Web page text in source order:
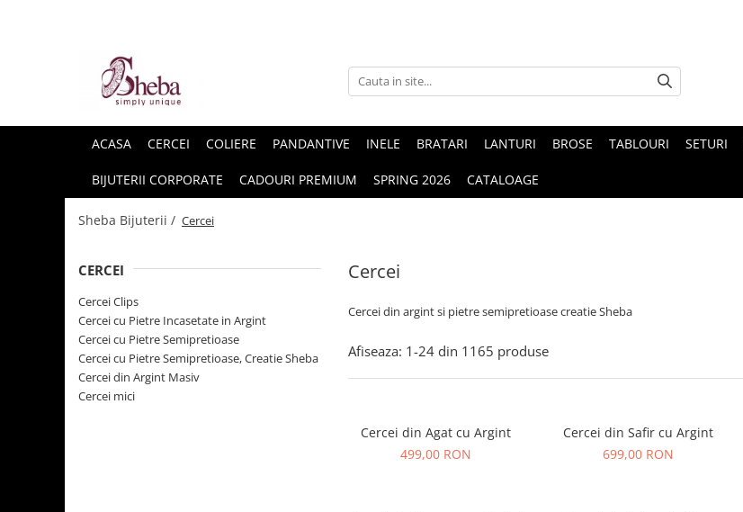
ACASA CERCEI COLIERE PANDANTIVE INELE BRATARI LANTURI BROSE TABLOURI SETURI
BIJUTERII CORPORATE CADOURI PREMIUM SPRING 2026 CATALOAGE
Sheba Bijuterii / Cercei
Cercei
Cercei din argint si pietre semipretioase creatie Sheba
CERCEI
Cercei Clips
Cercei cu Pietre Incasetate in Argint
Cercei cu Pietre Semipretioase
Cercei cu Pietre Semipretioase, Creatie Sheba
Cercei din Argint Masiv
Cercei mici
Afiseaza: 1-24 din 1165 produse
Cercei din Agat cu Argint
499,00 RON
Cercei din Safir cu Argint
699,00 RON